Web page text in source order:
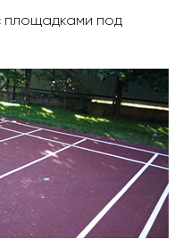
площадками под